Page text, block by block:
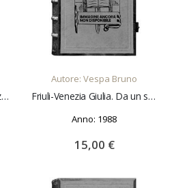
Case di latitanza e resistenza contadina nel Reggiano Prefazione di L. Arbizzani
AGGIUNGI AL CARRELLO
Autore: Vespa Bruno
Friuli-Venezia Giulia. Da un secolo all'altro Fotografie di U. Lucas Presentazione di C. Rubbia
Anno: 1988
15,00 €